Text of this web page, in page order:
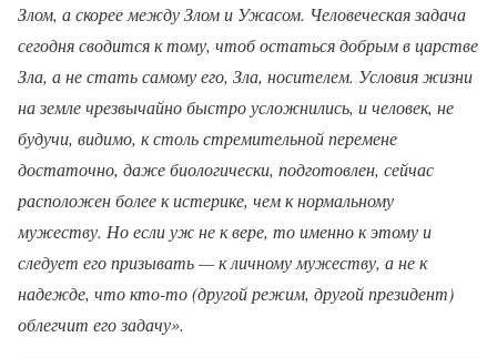
Злом, а скорее между Злом и Ужасом. Человеческая задача
сегодня сводится к тому, чтоб остаться добрым в царстве
Зла, а не стать самому его, Зла, носителем. Условия жизни
на земле чрезвычайно быстро усложнились, и человек, не
будучи, видимо, к столь стремительной перемене
достаточно, даже биологически, подготовлен, сейчас
расположен более к истерике, чем к нормальному
мужеству. Но если уж не к вере, то именно к этому и
следует его призывать — к личному мужеству, а не к
надежде, что кто-то (другой режим, другой президент)
облегчит его задачу».